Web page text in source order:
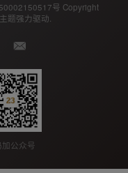
号 Copyright
题强力驱动.
加公众号